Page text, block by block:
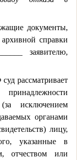
документы,
справки
заявителю,
рассматривает
исключением
органами
лицу,
указанные в
отчеством или